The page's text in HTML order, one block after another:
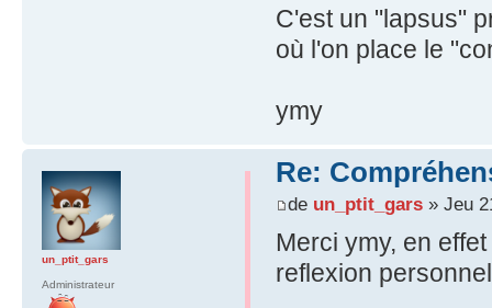
C'est un "lapsus"
où l'on place le
ymy
Re:
de un_ptit_gars» Jeu
Merci ymy, en
reflexion
un_ptit_gars
Administrateur